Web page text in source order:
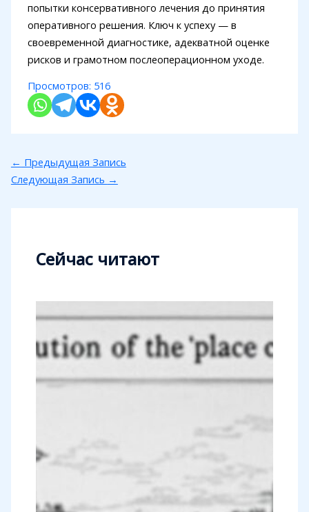
попытки консервативного лечения до принятия
оперативного решения. Ключ к успеху — в
своевременной диагностике, адекватной оценке
рисков и грамотном послеоперационном уходе.
Просмотров: 516
← Предыдущая Запись
Следующая Запись →
Сейчас читают